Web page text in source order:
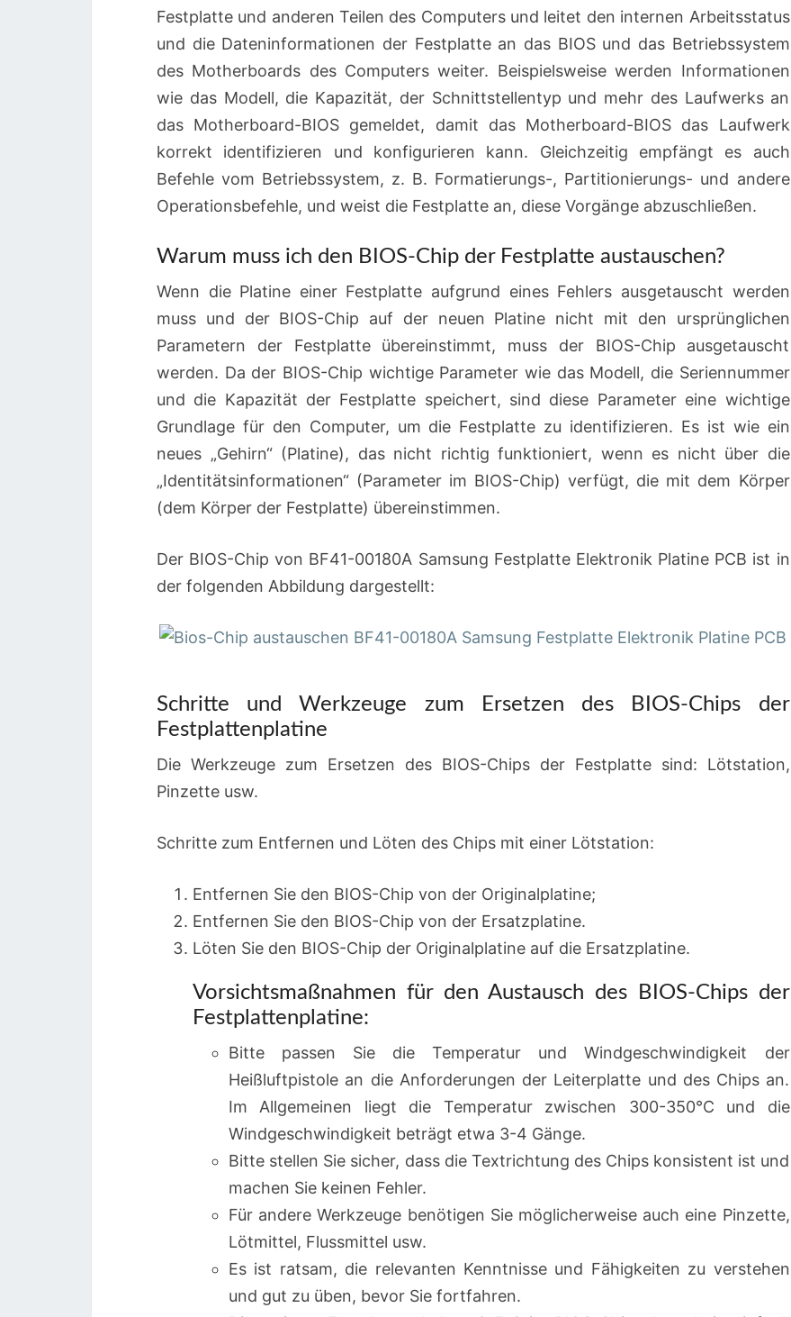
Festplatte und anderen Teilen des Computers und leitet den internen Arbeitsstatus
und die Dateninformationen der Festplatte an das BIOS und das Betriebssystem
des Motherboards des Computers weiter. Beispielsweise werden Informationen
wie das Modell, die Kapazität, der Schnittstellentyp und mehr des Laufwerks an
das Motherboard-BIOS gemeldet, damit das Motherboard-BIOS das Laufwerk
korrekt identifizieren und konfigurieren kann. Gleichzeitig empfängt es auch
Befehle vom Betriebssystem, z. B. Formatierungs-, Partitionierungs- und andere
Operationsbefehle, und weist die Festplatte an, diese Vorgänge abzuschließen.
Warum muss ich den BIOS-Chip der Festplatte austauschen?
Wenn die Platine einer Festplatte aufgrund eines Fehlers ausgetauscht werden
muss und der BIOS-Chip auf der neuen Platine nicht mit den ursprünglichen
Parametern der Festplatte übereinstimmt, muss der BIOS-Chip ausgetauscht
werden. Da der BIOS-Chip wichtige Parameter wie das Modell, die Seriennummer
und die Kapazität der Festplatte speichert, sind diese Parameter eine wichtige
Grundlage für den Computer, um die Festplatte zu identifizieren. Es ist wie ein
neues „Gehirn“ (Platine), das nicht richtig funktioniert, wenn es nicht über die
„Identitätsinformationen“ (Parameter im BIOS-Chip) verfügt, die mit dem Körper
(dem Körper der Festplatte) übereinstimmen.
Der BIOS-Chip von BF41-00180A Samsung Festplatte Elektronik Platine PCB ist in
der folgenden Abbildung dargestellt:
Schritte und Werkzeuge zum Ersetzen des BIOS-Chips der
Festplattenplatine
Die Werkzeuge zum Ersetzen des BIOS-Chips der Festplatte sind: Lötstation,
Pinzette usw.
Schritte zum Entfernen und Löten des Chips mit einer Lötstation:
Entfernen Sie den BIOS-Chip von der Originalplatine;
Entfernen Sie den BIOS-Chip von der Ersatzplatine.
Löten Sie den BIOS-Chip der Originalplatine auf die Ersatzplatine.
Vorsichtsmaßnahmen für den Austausch des BIOS-Chips der
Festplattenplatine:
Bitte passen Sie die Temperatur und Windgeschwindigkeit der
Heißluftpistole an die Anforderungen der Leiterplatte und des Chips an.
Im Allgemeinen liegt die Temperatur zwischen 300-350°C und die
Windgeschwindigkeit beträgt etwa 3-4 Gänge.
Bitte stellen Sie sicher, dass die Textrichtung des Chips konsistent ist und
machen Sie keinen Fehler.
Für andere Werkzeuge benötigen Sie möglicherweise auch eine Pinzette,
Lötmittel, Flussmittel usw.
Es ist ratsam, die relevanten Kenntnisse und Fähigkeiten zu verstehen
und gut zu üben, bevor Sie fortfahren.